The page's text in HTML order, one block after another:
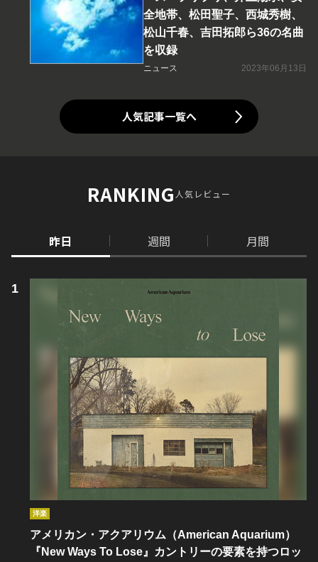
全地帯、松田聖子、西城秀樹、
松山千春、吉田拓郎ら36の名曲
を収録
ニュース 2023年06月13日
人気記事一覧へ
RANKING人気レビュー
昨日 週間 月間
洋楽
アメリカン・アクアリウム（American Aquarium）
『New Ways To Lose』カントリーの要素を持つロッ